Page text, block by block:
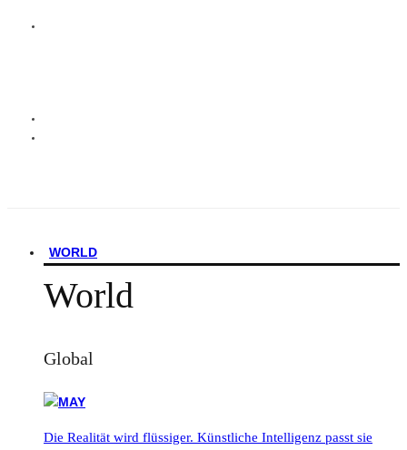
WORLD
World
Global
Die Realität wird flüssiger. Künstliche Intelligenz passt sie